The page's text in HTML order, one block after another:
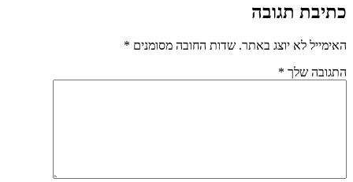
כתיבת תגובה
האימייל לא יוצג באתר. שדות החובה מסומנים *
התגובה שלך *